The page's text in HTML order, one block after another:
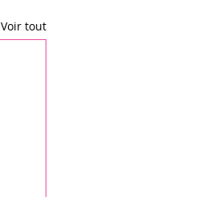
Voir tout